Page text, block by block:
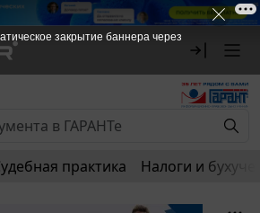
практика Налоги и
закрытие баннера через